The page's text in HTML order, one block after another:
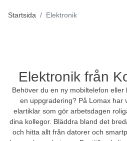
Startsida Elektronik
Elektronik från
Behöver du en ny mobiltelefon
en uppgradering? På Lomax har
elartiklar som gör arbetsdagen
dina kollegor. Bläddra bland det
och hitta allt från datorer och